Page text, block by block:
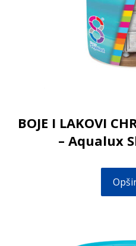
BOJE I LAKOVI
– Aqualux